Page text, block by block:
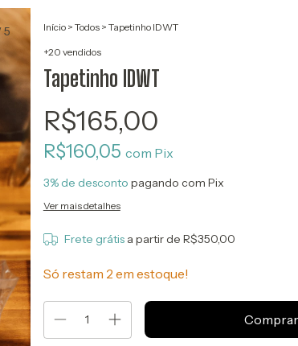
5 Início > Todos > Tapetinho IDWT
+20 vendidos
Tapetinho IDWT
R$165,00
R$160,05 com Pix
3% de desconto pagando com Pix
Ver mais detalhes
Frete grátis a partir deR$350,00
Só restam 2 em estoque!